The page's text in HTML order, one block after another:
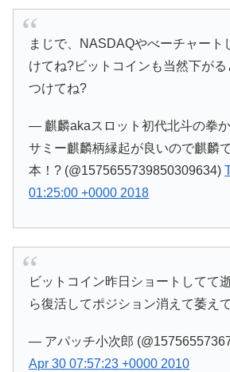
まじで、NASDAQやべーチャート
けてね?ビットコインも当然下が
つけてね?
— 麒麟akaスロット初代北斗の拳
サミー麒麟柄縁起が良いので麒麟
本！? (@1575655739850309634)
01:25:00 +0000 2018
ビットコイン昨日ショートしてて
ら復活してポジション消えて萎えて
— アパッチ小次郎
Apr 30 07:57:23 +0000 2010